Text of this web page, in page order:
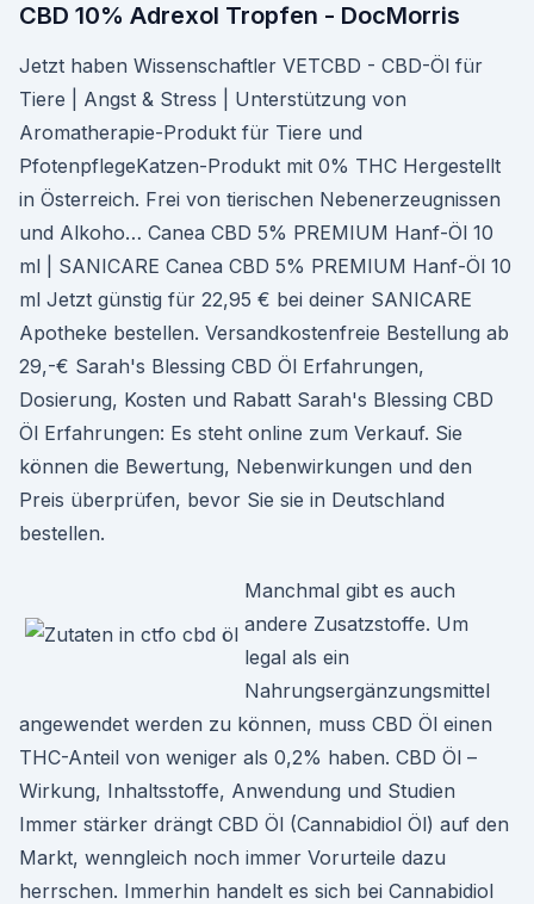
CBD 10% Adrexol Tropfen - DocMorris
Jetzt haben Wissenschaftler VETCBD - CBD-Öl für
Tiere | Angst & Stress | Unterstützung von
Aromatherapie-Produkt für Tiere und
PfotenpflegeKatzen-Produkt mit 0% THC Hergestellt
in Österreich. Frei von tierischen Nebenerzeugnissen
und Alkoho… Canea CBD 5% PREMIUM Hanf-Öl 10
ml | SANICARE Canea CBD 5% PREMIUM Hanf-Öl 10
ml Jetzt günstig für 22,95 € bei deiner SANICARE
Apotheke bestellen. Versandkostenfreie Bestellung ab
29,-€ Sarah's Blessing CBD Öl Erfahrungen,
Dosierung, Kosten und Rabatt Sarah's Blessing CBD
Öl Erfahrungen: Es steht online zum Verkauf. Sie
können die Bewertung, Nebenwirkungen und den
Preis überprüfen, bevor Sie sie in Deutschland
bestellen.
Manchmal gibt es auch
andere Zusatzstoffe. Um
legal als ein
Nahrungsergänzungsmittel
angewendet werden zu können, muss CBD Öl einen
THC-Anteil von weniger als 0,2% haben. CBD Öl –
Wirkung, Inhaltsstoffe, Anwendung und Studien
Immer stärker drängt CBD Öl (Cannabidiol Öl) auf den
Markt, wenngleich noch immer Vorurteile dazu
herrschen. Immerhin handelt es sich bei Cannabidiol